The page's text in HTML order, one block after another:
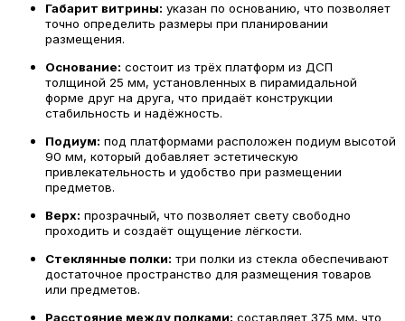
Габарит витрины: указан по основанию, что позволяет
точно определить размеры при планировании
размещения.
Основание: состоит из трёх платформ из ДСП
толщиной 25 мм, установленных в пирамидальной
форме друг на друга, что придаёт конструкции
стабильность и надёжность.
Подиум: под платформами расположен подиум высотой
90 мм, который добавляет эстетическую
привлекательность и удобство при размещении
предметов.
Верх: прозрачный, что позволяет свету свободно
проходить и создаёт ощущение лёгкости.
Стеклянные полки: три полки из стекла обеспечивают
достаточное пространство для размещения товаров
или предметов.
Расстояние между полками: составляет 375 мм, что